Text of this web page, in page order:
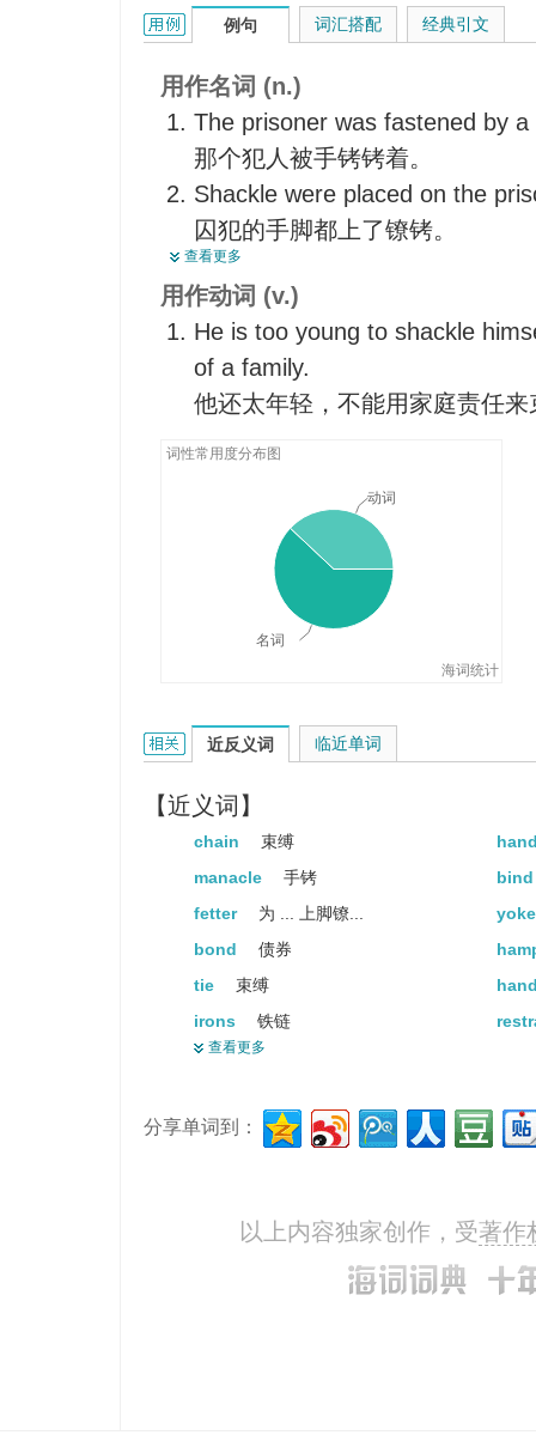
shackle的用法和样例：
例句
用作名词 (n.)
The prisoner was fastened by a
那个犯人被手铐铐着。
Shackle were placed on the
囚犯的手脚都上了镣铐。
The prisoner broke the shackle
escaped away.
囚犯用锤子打碎镣铐逃跑了。
Nowadays, people have
conventions.
今天，人们已经摆脱了一些习俗
查看更多
用作动词 (v.)
He is too young to shackle
of a family.
他还太年轻，不能用家庭责任来
词性常用度分布图
海词统计
名词
动词
词汇搭配 经典引文
shackle的相关资料：
近反义词
【近义词】
chain 束缚
manacle
手铐
fetter
为 ... 上脚镣...
bond
债券
tie
束缚
irons
铁链
constrain
pinion
鸟翼
查看更多
临近单词
分享单词到：
以上内容独家创作，受著作